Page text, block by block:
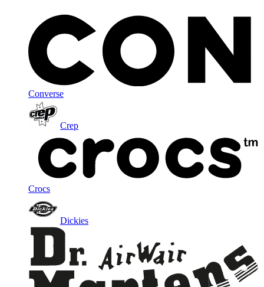
Converse
Crep
Crocs
Dickies